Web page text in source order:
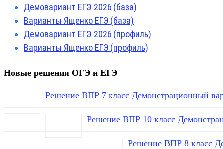
Демовариант ЕГЭ 2026 (база)
Варианты Ященко ЕГЭ (база)
Демовариант ЕГЭ 2026 (профиль)
Варианты Ященко ЕГЭ (профиль)
Новые решения ОГЭ и ЕГЭ
Решение ВПР 7 класс Демонстрационный
Решение ВПР 10 класс
Решение ВПР 8 класс